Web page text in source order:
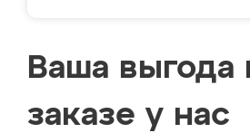
Ваша выгода
заказе у нас